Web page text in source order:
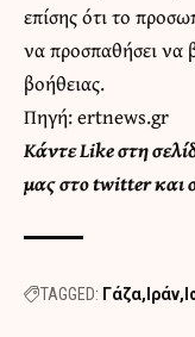
επίσης ότι το
να προσπαθήσει να
βοήθειας.
Πηγή: ertnews.gr
ΚάντεLike στη
μας στοtwitterκαι
TAGGED: Γάζα Ιράν